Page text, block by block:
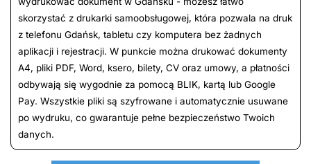
skorzystać z drukarki samoobsługowej, która pozwala na druk
z telefonu Gdańsk, tabletu czy komputera bez żadnych
aplikacji i rejestracji. W punkcie można drukować dokumenty
A4, pliki PDF, Word, ksero, bilety, CV oraz umowy, a płatności
odbywają się wygodnie za pomocą BLIK, kartą lub Google
Pay. Wszystkie pliki są szyfrowane i automatycznie usuwane
po wydruku, co gwarantuje pełne bezpieczeństwo Twoich
danych.